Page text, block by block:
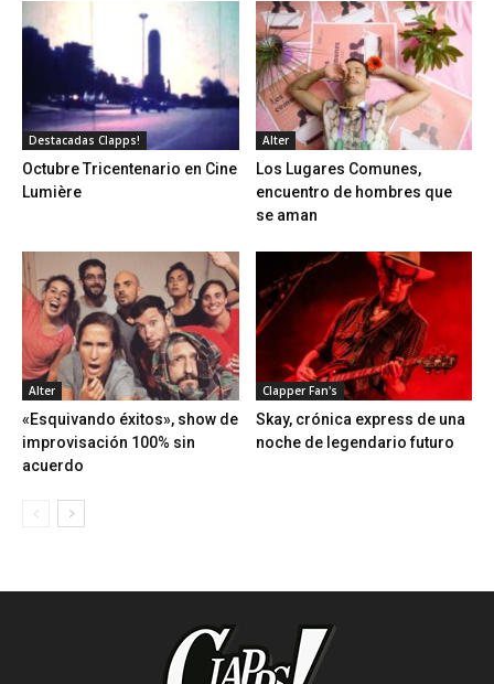
Destacadas Clapps!
Octubre Tricentenario en Cine
Lumière
Alter
Los Lugares Comunes,
encuentro de hombres que
se aman
Alter
«Esquivando éxitos», show de
improvisación 100% sin
acuerdo
Clapper Fan's
Skay, crónica express de una
noche de legendario futuro